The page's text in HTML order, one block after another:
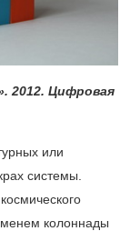
2012. Цифровая
или
системы.
колоннады